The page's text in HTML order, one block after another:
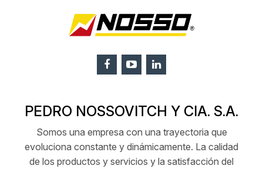
PEDRO NOSSOVITCH Y CIA. S.A.
Somos una empresa con una trayectoria que
evoluciona constante y dinámicamente. La calidad
de los productos y servicios y la satisfacción del